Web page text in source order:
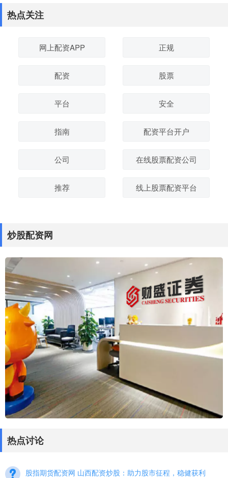
热点关注
网上配资APP 正规
配资 股票
平台 安全
指南 配资平台开户
公司 在线股票配资公司
推荐 线上股票配资平台
炒股配资网
热点讨论
股指期货配资网 山西配资炒股：助力股市征程，稳健获利